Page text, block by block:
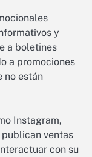
y
a boletines
a promociones
no están
Instagram,
ventas
con su